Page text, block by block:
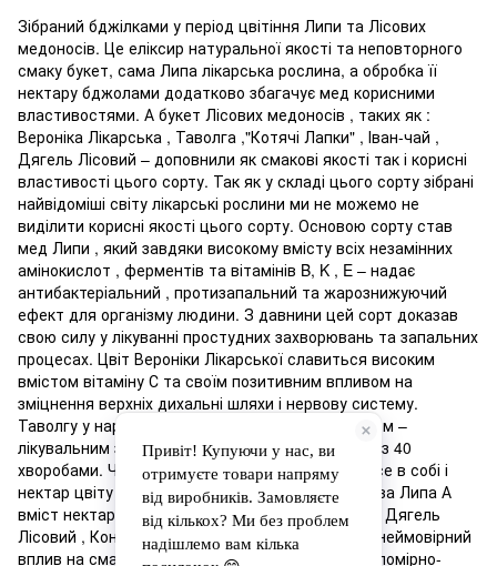
Зібраний бджілками у період цвітіння Липи та Лісових
медоносів. Це еліксир натуральної якості та неповторного
смаку букет, сама Липа лікарська рослина, а обробка її
нектару бджолами додатково збагачує мед корисними
властивостями. А букет Лісових медоносів , таких як :
Вероніка Лікарська , Таволга ,"Котячі Лапки" , Іван-чай ,
Дягель Лісовий – доповнили як смакові якості так і корисні
властивості цього сорту. Так як у складі цього сорту зібрані
найвідоміші світу лікарські рослини ми не можемо не
виділити корисні якості цього сорту. Основою сорту став
мед Липи , який завдяки високому вмісту всіх незамінних
амінокислот , ферментів та вітамінів B, K , E – надає
антибактеріальний , протизапальний та жарознижуючий
ефект для організму людини. З давнини цей сорт доказав
свою силу у лікуванні простудних захворювань та запальних
процесах. Цвіт Вероніки Лікарської славиться високим
вмістом вітаміну С та своїм позитивним впливом на
зміцнення верхніх дихальні шляхи і нервову систему.
Таволгу у народі , називають сорокаприточником –
лікувальним засобом, що допомагає впоратися з 40
хворобами. Частину корисних властивостей несе в собі і
нектар цвіту Таволги який є у складі сорту Лісова Липа А
вміст нектару квітів : " Котячі Лапки" , Іван-чай , Дягель
Лісовий , Конюшина , Кропива – зробив просто неймовірний
вплив на смак та колір цього сорту. Смак меду помірно-